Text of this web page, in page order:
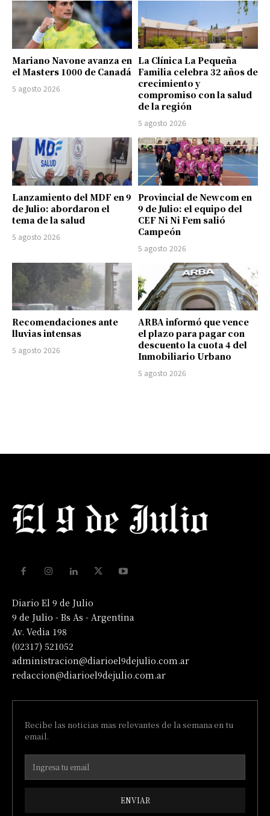
Mariano Navone avanza en
el Masters 1000 de Canadá
5 agosto 2026
La Clínica La Pequeña
Familia celebra 32 años de
crecimiento y
compromiso con la salud
de la región
5 agosto 2026
Lanzamiento del MDF en 9
de Julio: abordaron el
tema de la salud
5 agosto 2026
Provincial de Newcom en
9 de Julio: el equipo del
CEF Ni Ni Fem salió
Campeón
5 agosto 2026
Recomendaciones ante
lluvias intensas
5 agosto 2026
ARBA informó que vence
el plazo para pagar con
descuento la cuota 4 del
Inmobiliario Urbano
5 agosto 2026
Diario El 9 de Julio
9 de Julio - Bs As - Argentina
Av. Vedia 198
(02317) 521052
administracion@diarioel9dejulio.com.ar
redaccion@diarioel9dejulio.com.ar
Recibe las noticias mas relevantes de la semana en tu
email.
ENVIAR